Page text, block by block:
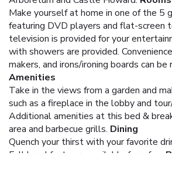
Make yourself at home in one of the 5
featuring DVD players and flat-screen
television is provided for your
with showers are provided.
makers, and irons/ironing boards can be
Amenities
Take in the views from a garden and
such as a fireplace in the lobby and
Additional amenities at this bed &
area and barbecue grills. Dining
Quench your thirst with your favorite
Full breakfasts are available for a fee.